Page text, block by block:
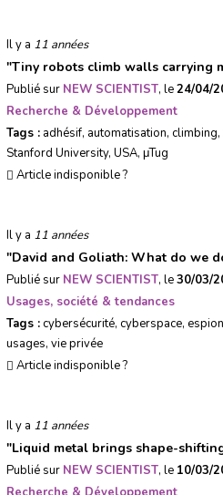
Il y a 11 années
"Tiny robots climb walls carrying
Publié sur NEW SCIENTIST, le24/04/
Recherche & Développement
Tags : adhésif, automatisation, climbing,
Stanford University, USA, μTug
Article indisponible ?
Il y a 11 années
"David and Goliath: What do we
Publié sur NEW SCIENTIST, le30/03/
Usages, société & tendances
Tags :cybersécurité, cyberspace,
usages, vie privée
Article indisponible ?
Il y a 11 années
"Liquid metal brings shape-
Publié sur NEW SCIENTIST, le 10/03/